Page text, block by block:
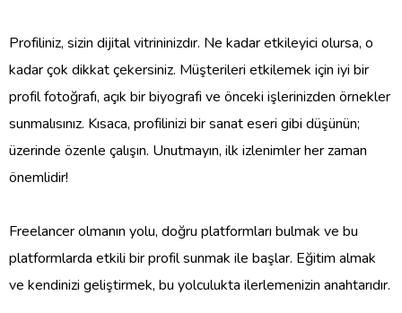
Profiliniz, sizin dijital vitrininizdır. Ne kadar etkileyici olursa, o
kadar çok dikkat çekersiniz. Müşterileri etkilemek için iyi bir
profil fotoğrafı, açık bir biyografi ve önceki işlerinizden örnekler
sunmalısınız. Kısaca, profilinizi bir sanat eseri gibi düşünün;
üzerinde özenle çalışın. Unutmayın, ilk izlenimler her zaman
önemlidir!
Freelancer olmanın yolu, doğru platformları bulmak ve bu
platformlarda etkili bir profil sunmak ile başlar. Eğitim almak
ve kendinizi geliştirmek, bu yolculukta ilerlemenizin anahtarıdır.